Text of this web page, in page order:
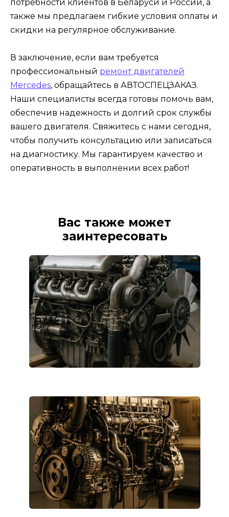
потребности клиентов в Беларуси и России, а
также мы предлагаем гибкие условия оплаты и
скидки на регулярное обслуживание.
В заключение, если вам требуется
профессиональный ремонт двигателей
Mercedes, обращайтесь в АВТОСПЕЦЗАКАЗ.
Наши специалисты всегда готовы помочь вам,
обеспечив надежность и долгий срок службы
вашего двигателя. Свяжитесь с нами сегодня,
чтобы получить консультацию или записаться
на диагностику. Мы гарантируем качество и
оперативность в выполнении всех работ!
Вас также может
заинтересовать